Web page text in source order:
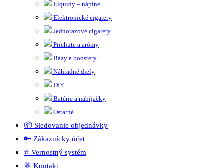
Liquidy – náplne
Elektronické cigarety
Jednorazové cigarety
Príchute a arómy
Bázy a boostery
Náhradné diely
DIY
Batérie a nabíjačky
Ostatné
📦 Sledovanie objednávky
🔑 Zákaznícky účet
⭐ Vernostný systém
💬 Kontakt